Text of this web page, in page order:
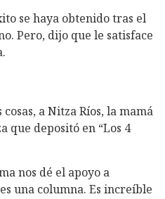
se haya obtenido tras el
Pero, dijo que le satisface
a Nitza Ríos, la mamá
que depositó en “Los 4
nos dé el apoyo a
una columna. Es increíble